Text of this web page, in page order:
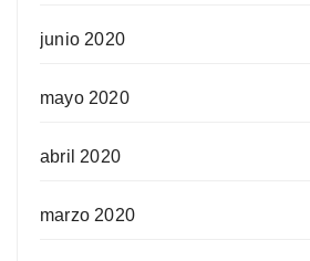
junio 2020
mayo 2020
abril 2020
marzo 2020